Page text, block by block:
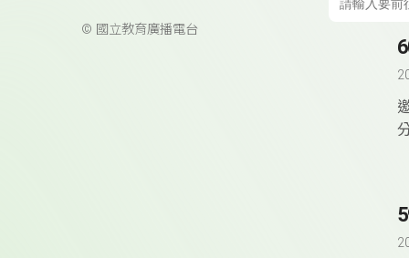
© 國立教育廣播電台